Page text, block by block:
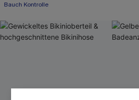
Bauch Kontrolle